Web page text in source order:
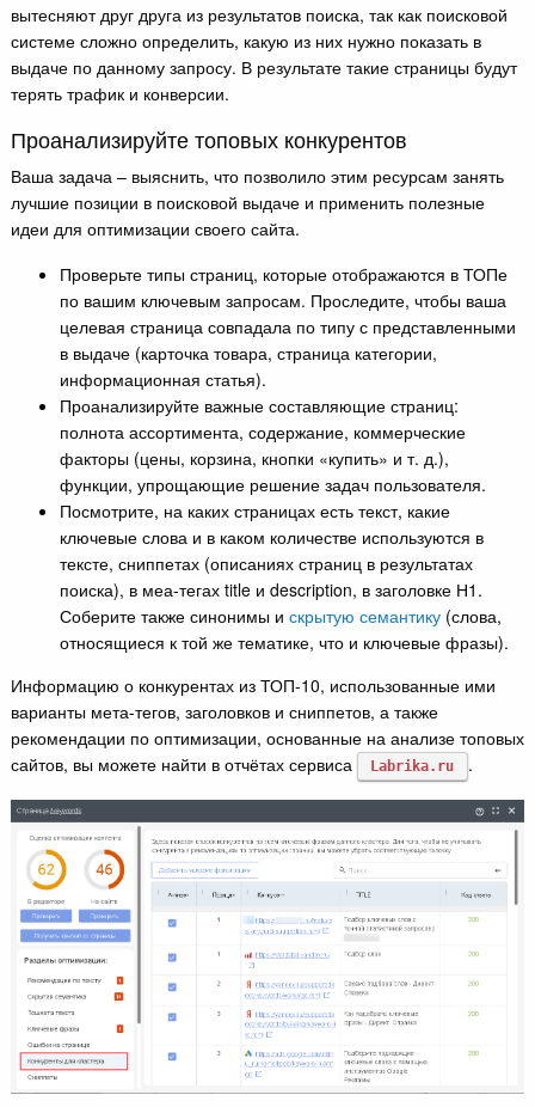
вытесняют друг друга из результатов поиска, так как поисковой
системе сложно определить, какую из них нужно показать в
выдаче по данному запросу. В результате такие страницы будут
терять трафик и конверсии.
Проанализируйте топовых конкурентов
Ваша задача – выяснить, что позволило этим ресурсам занять
лучшие позиции в поисковой выдаче и применить полезные
идеи для оптимизации своего сайта.
Проверьте типы страниц, которые отображаются в ТОПе
по вашим ключевым запросам. Проследите, чтобы ваша
целевая страница совпадала по типу с представленными
в выдаче (карточка товара, страница категории,
информационная статья).
Проанализируйте важные составляющие страниц:
полнота ассортимента, содержание, коммерческие
факторы (цены, корзина, кнопки «купить» и т. д.),
функции, упрощающие решение задач пользователя.
Посмотрите, на каких страницах есть текст, какие
ключевые слова и в каком количестве используются в
тексте, сниппетах (описаниях страниц в результатах
поиска), в меа-тегах title и description, в заголовке Н1.
Соберите также синонимы искрытую семантику (слова,
относящиеся к той же тематике, что и ключевые фразы).
Информацию о конкурентах из ТОП-10, использованные ими
варианты мета-тегов, заголовков и сниппетов, а также
рекомендации по оптимизации, основанные на анализе топовых
сайтов, вы можете найти в отчётах сервиса
Labrika.ru .